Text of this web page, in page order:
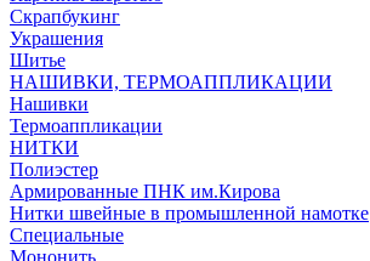
Скрапбукинг
Украшения
Шитье
НАШИВКИ, ТЕРМОАППЛИКАЦИИ
Нашивки
Термоаппликации
НИТКИ
Полиэстер
Армированные ПНК им.Кирова
Нитки швейные в промышленной намотке
Специальные
Мононить